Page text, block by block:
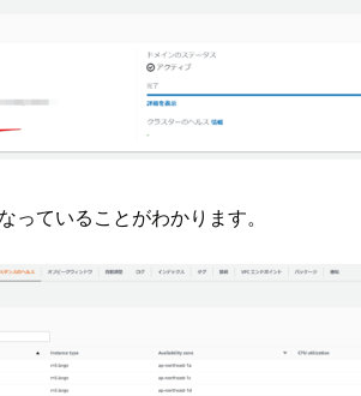
っていることがわかります。